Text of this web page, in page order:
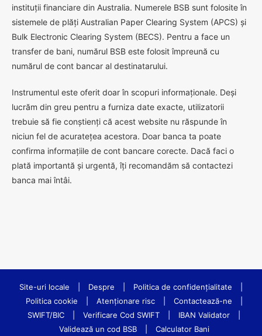
instituții financiare din Australia. Numerele BSB sunt folosite în
sistemele de plăți Australian Paper Clearing System (APCS) și
Bulk Electronic Clearing System (BECS). Pentru a face un
transfer de bani, numărul BSB este folosit împreună cu
numărul de cont bancar al destinatarului.
Instrumentul este oferit doar în scopuri informaționale. Deși
lucrăm din greu pentru a furniza date exacte, utilizatorii
trebuie să fie conștienți că acest website nu răspunde în
niciun fel de acuratețea acestora. Doar banca ta poate
confirma informațiile de cont bancare corecte. Dacă faci o
plată importantă și urgentă, îți recomandăm să contactezi
banca mai întâi.
Site-uri locale Despre Politica de confidenţialitate
Politica cookie
Atenționare risc Contactează-ne
SWIFT/BIC
Verificare Cod SWIFT IBAN Validator
Validează un cod BSB
Calculator Bani